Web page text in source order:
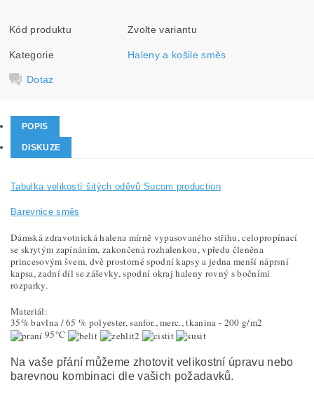
Kód produktu Zvolte variantu
Kategorie Haleny a košile směs
Dotaz
POPIS
DISKUZE
Tabulka velikostí šitých oděvů Sucom production
Barevnice směs
Dámská zdravotnická halena mírně vypasovaného střihu, celopropínací
se skrytým zapínáním, zakončená rozhalenkou, vpředu členěna
princesovým švem, dvě prostorné spodní kapsy a jedna menší náprsní
kapsa, zadní díl se záševky, spodní okraj haleny rovný s bočními
rozparky.
Materiál:
35% bavlna / 65 % polyester, sanfor., merc., tkanina - 200 g/m2
95°C
Na vaše přání můžeme zhotovit velikostní úpravu nebo
barevnou kombinaci dle vašich požadavků.